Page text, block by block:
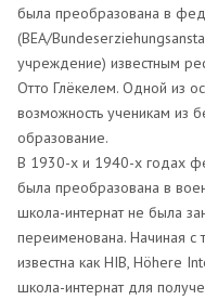
была преобразована в
(BEA/
учреждение) известным
Отто Глёкелем. Одной из
возможность ученикам из
образование.
В 1930-х и 1940-х годах
была преобразована в
школа-интернат не была
переименована. Начиная
известна как HIB, Höhere
школа-интернат для